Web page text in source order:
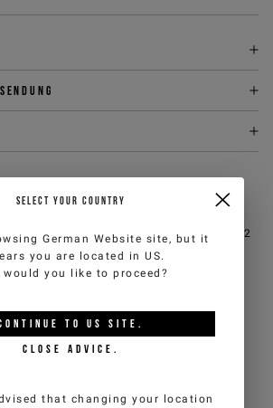
von iceberg.com per E-Mail
, wir antworten innerhalb von 2
Werktagen (Mo-Fr).
IHNEN AUCH
GEFALLEN
SELECT YOUR COUNTRY
German Website site, but it
you are located in US.
would you like to proceed?
TO US SITE.
CLOSE ADVICE.
that changing your location